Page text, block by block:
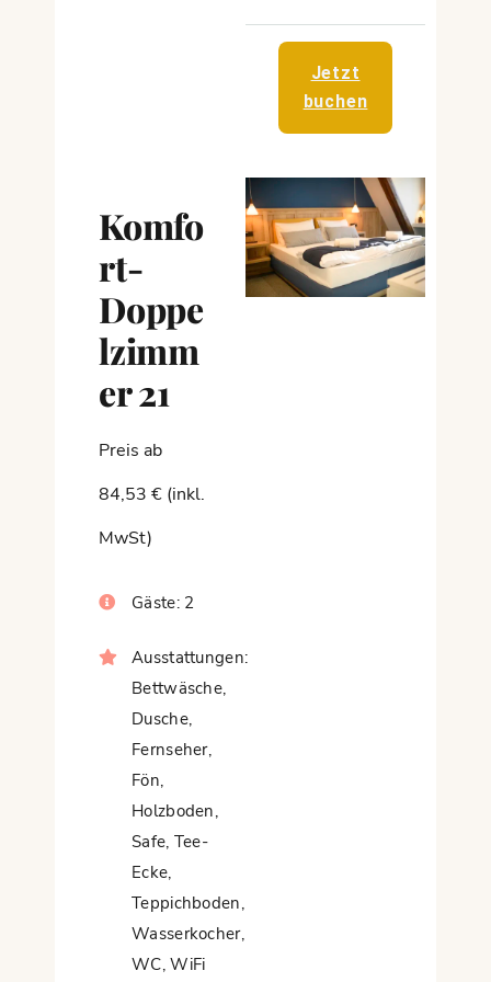
Jetzt
buchen
Komfo
rt-
Doppe
lzimm
er 21
Preis ab
84,53 € (inkl.
MwSt)
Gäste:2
Ausstattungen:
Bettwäsche,
Dusche,
Fernseher,
Fön,
Holzboden,
Safe, Tee-
Ecke,
Teppichboden,
Wasserkocher,
WC,WiFi